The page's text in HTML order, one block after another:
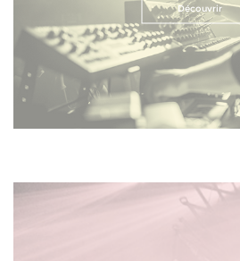
Découvrir